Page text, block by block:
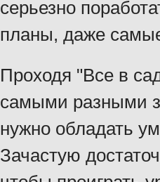
серьезно
планы, даже
Проходя "Все в
самыми разными
нужно обладать
Зачастую